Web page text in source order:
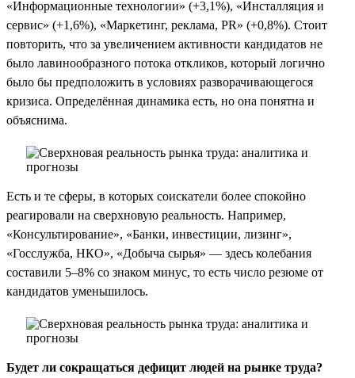
«Информационные технологии» (+3,1%), «Инсталляция и
сервис» (+1,6%), «Маркетинг, реклама, PR» (+0,8%). Стоит
повторить, что за увеличением активности кандидатов не
было лавинообразного потока откликов, который логично
было бы предположить в условиях разворачивающегося
кризиса. Определённая динамика есть, но она понятна и
объяснима.
Есть и те сферы, в которых соискатели более спокойно
реагировали на сверхновую реальность. Например,
«Консультирование», «Банки, инвестиции, лизинг»,
«Госслужба, НКО», «Добыча сырья» — здесь колебания
составили 5–8% со знаком минус, то есть число резюме от
кандидатов уменьшилось.
Будет ли сокращаться дефицит людей на рынке труда?